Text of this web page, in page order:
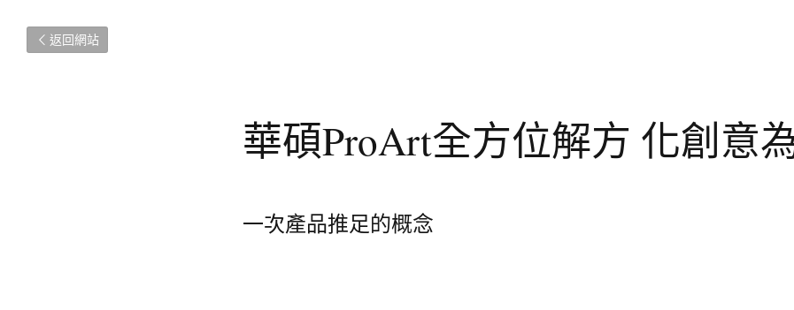
返回網站
華碩ProArt全方位解方 化創意
一次產品推足的概念